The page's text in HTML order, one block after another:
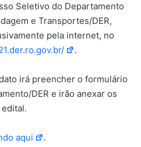
Seletivo do Departamento
e Transportes/DER,
pela internet, no
.
irá preencher o formulário
DER e irão anexar os
aqui .